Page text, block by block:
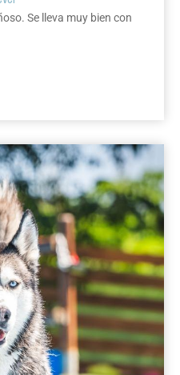
Se lleva muy bien con